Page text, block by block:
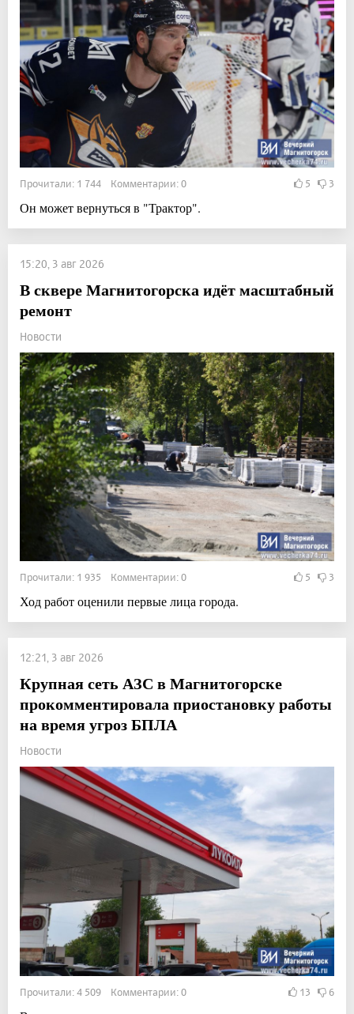
Прочитали: 1 744 Комментарии: 0 5 3
Он может вернуться в "Трактор".
15:20, 3 авг 2026
В сквере Магнитогорска идёт масштабный
ремонт
Новости
Прочитали: 1 935 Комментарии: 0 5 3
Ход работ оценили первые лица города.
12:21, 3 авг 2026
Крупная сеть АЗС в Магнитогорске
прокомментировала приостановку работы
на время угроз БПЛА
Новости
Прочитали: 4 509 Комментарии: 0 13 6